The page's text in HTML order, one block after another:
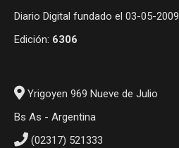
Diario Digital fundado el 03-05-2009
Edición: 6306
Yrigoyen 969 Nueve de Julio
Bs As - Argentina
(02317) 521333